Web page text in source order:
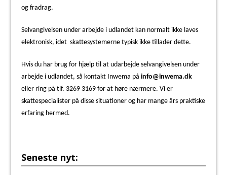
og fradrag.
Selvangivelsen under arbejde i udlandet kan normalt ikke laves
elektronisk, idet skattesystemerne typisk ikke tillader dette.
Hvis du har brug for hjælp til at udarbejde selvangivelsen under
arbejde i udlandet, så kontakt Inwema påinfo@inwema.dk
eller ring på tlf. 3269 3169 for at høre nærmere. Vi er
skattespecialister på disse situationer og har mange års praktiske
erfaring hermed.
Seneste nyt: